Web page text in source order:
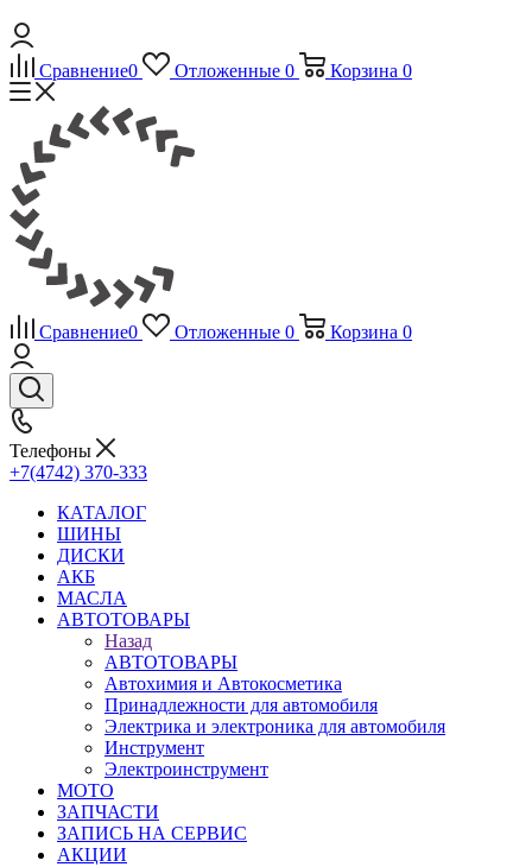
Сравнение0 Отложенные 0 Корзина 0
Сравнение0 Отложенные 0 Корзина 0
Телефоны
+7(4742) 370-333
КАТАЛОГ
ШИНЫ
ДИСКИ
АКБ
МАСЛА
АВТОТОВАРЫ
Назад
АВТОТОВАРЫ
Автохимия и Автокосметика
Принадлежности для автомобиля
Электрика и электроника для автомобиля
Инструмент
Электроинструмент
МОТО
ЗАПЧАСТИ
ЗАПИСЬ НА СЕРВИС
АКЦИИ